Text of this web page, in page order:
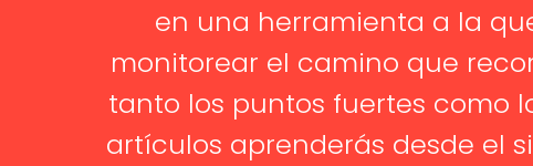
en una herramienta a la
monitorear el camino que
tanto los puntos fuertes como
artículos aprenderás desde el